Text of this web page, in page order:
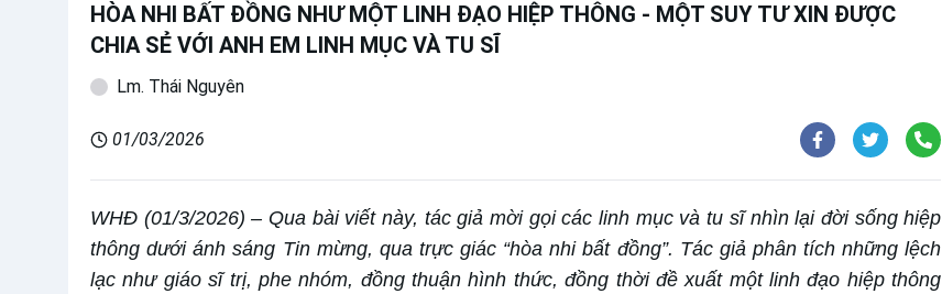
HÒA NHI BẤT ĐỒNG NHƯ MỘT LINH ĐẠO HIỆP THÔNG - MỘT SUY TƯ XIN ĐƯỢC
CHIA SẺ VỚI ANH EM LINH MỤC VÀ TU SĨ
Lm. Thái Nguyên
01/03/2026
WHĐ (01/3/2026) – Qua bài viết này, tác giả mời gọi các linh mục và tu sĩ nhìn lại đời sống hiệp
thông dưới ánh sáng Tin mừng, qua trực giác “hòa nhi bất đồng”. Tác giả phân tích những lệch
lạc như giáo sĩ trị, phe nhóm, đồng thuận hình thức, đồng thời đề xuất một linh đạo hiệp thông